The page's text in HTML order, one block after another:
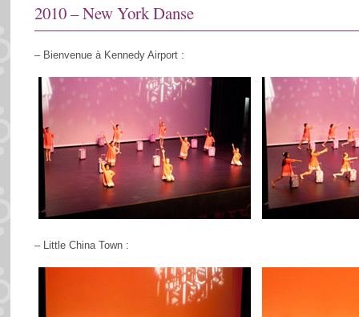
2010 – New York Danse
– Bienvenue à Kennedy Airport :
– Little China Town :